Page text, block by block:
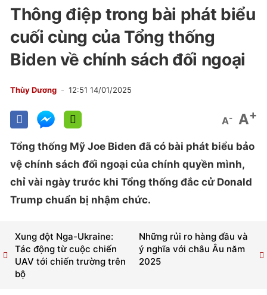
Thông điệp trong bài phát biểu
cuối cùng của Tổng thống
Biden về chính sách đối ngoại
Thùy Dương 12:51 14/01/2025
A- A+
Tổng thống Mỹ Joe Biden đã có bài phát biểu bảo
vệ chính sách đối ngoại của chính quyền mình,
chỉ vài ngày trước khi Tổng thống đắc cử Donald
Trump chuẩn bị nhậm chức.
Những rủi ro hàng đầu và
ý nghĩa với châu Âu năm
2025
Xung đột Nga-Ukraine:
Tác động từ cuộc chiến
UAV tới chiến trường trên
bộ